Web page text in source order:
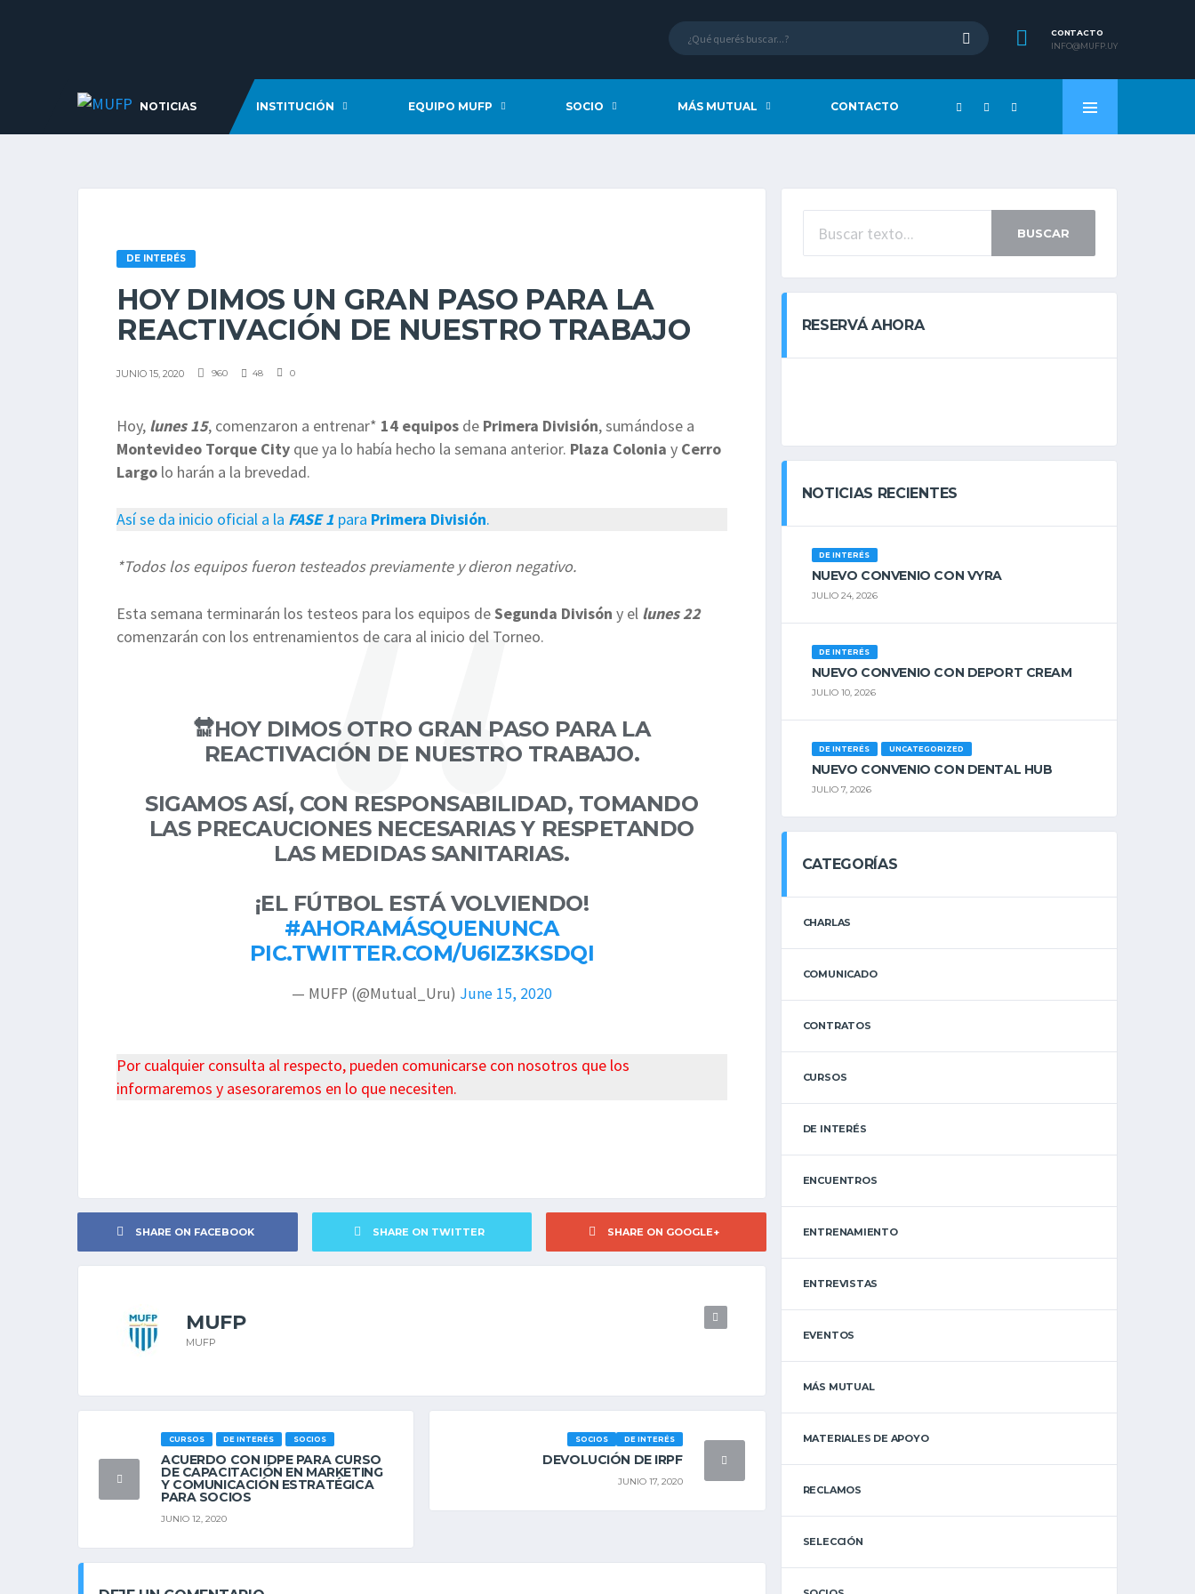
CONTACTO
INFO@MUFP.UY
NOTICIAS INSTITUCIÓN EQUIPO MUFP SOCIO MÁS MUTUAL CONTACTO
DE INTERÉS
HOY DIMOS UN GRAN PASO PARA LA
REACTIVACIÓN DE NUESTRO TRABAJO
JUNIO 15, 2020 960 48 0
Hoy, lunes 15, comenzaron a entrenar* 14 equipos de Primera División, sumándose a
Montevideo Torque City que ya lo había hecho la semana anterior. Plaza Colonia y Cerro
Largo lo harán a la brevedad.
Así se da inicio oficial a la FASE 1 para Primera División.
*Todos los equipos fueron testeados previamente y dieron negativo.
Esta semana terminarán los testeos para los equipos deSegunda Divisón y el lunes 22
comenzarán con los entrenamientos de cara al inicio del Torneo.
🔛HOY DIMOS OTRO GRAN PASO PARA LA
REACTIVACIÓN DE NUESTRO TRABAJO.
SIGAMOS ASÍ, CON RESPONSABILIDAD, TOMANDO
LAS PRECAUCIONES NECESARIAS Y RESPETANDO
LAS MEDIDAS SANITARIAS.
¡EL FÚTBOL ESTÁ VOLVIENDO!
#AHORAMÁSQUENUNCA
PIC.TWITTER.COM/U6IZ3KSDQI
— MUFP (@Mutual_Uru) June 15, 2020
Por cualquier consulta al respecto, pueden comunicarse con nosotros que los
informaremos y asesoraremos en lo que necesiten.
SHARE ON FACEBOOK SHARE ON TWITTER SHARE ON GOOGLE+
MUFP
MUFP
CURSOS DE INTERÉS SOCIOS
ACUERDO CON IDPE PARA CURSO
DE CAPACITACIÓN EN MARKETING
Y COMUNICACIÓN ESTRATÉGICA
PARA SOCIOS
JUNIO 12, 2020
DE INTERÉS
SOCIOS
DEVOLUCIÓN DE IRPF
JUNIO 17, 2020
BUSCAR
RESERVÁ AHORA
NOTICIAS RECIENTES
DE INTERÉS
NUEVO CONVENIO CON VYRA
JULIO 24, 2026
DE INTERÉS
NUEVO CONVENIO CON DEPORT CREAM
JULIO 10, 2026
DE INTERÉS UNCATEGORIZED
NUEVO CONVENIO CON DENTAL HUB
JULIO 7, 2026
CATEGORÍAS
CHARLAS
COMUNICADO
CONTRATOS
CURSOS
DE INTERÉS
ENCUENTROS
ENTRENAMIENTO
ENTREVISTAS
EVENTOS
MÁS MUTUAL
MATERIALES DE APOYO
RECLAMOS
SELECCIÓN